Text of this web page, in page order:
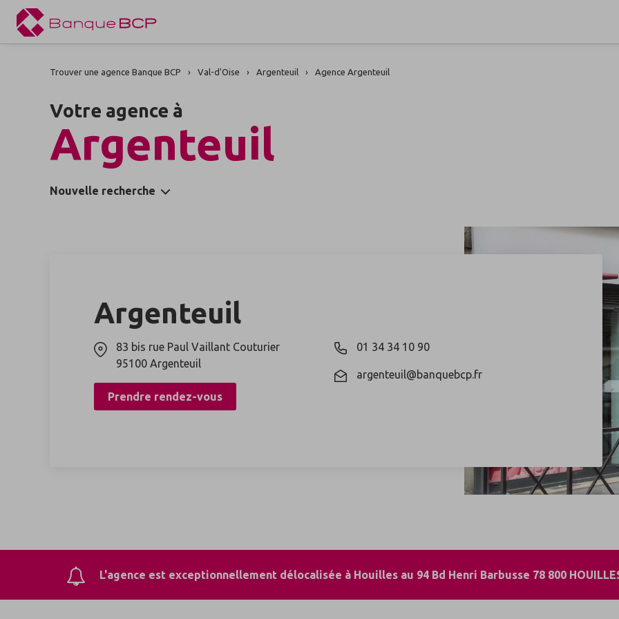
Trouver une agence Banque BCP Val-d'Oise Argenteuil Agence Argenteuil
Votre agence à
Argenteuil
Nouvelle recherche
Argenteuil
83 bis rue Paul Vaillant Couturier
95100 Argenteuil
Prendre rendez-vous
01 34 34 10 90
argenteuil@banquebcp.fr
L'agence est exceptionnellement délocalisée à Houilles au 94 Bd Henri Barbusse 78 800